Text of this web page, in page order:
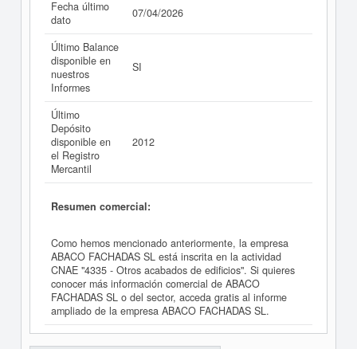
Fecha último
dato
07/04/2026
Último Balance
disponible en
nuestros
Informes
SI
Último
Depósito
disponible en
el Registro
Mercantil
2012
Resumen comercial:
Como hemos mencionado anteriormente, la empresa
ABACO FACHADAS SL está inscrita en la actividad
CNAE "4335 - Otros acabados de edificios". Si quieres
conocer más información comercial de ABACO
FACHADAS SL o del sector, acceda gratis al informe
ampliado de la empresa ABACO FACHADAS SL.